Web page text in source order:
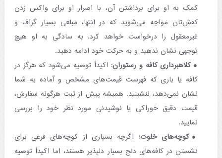
کمک به او برای برداشتن آن، با اصرار او برای واکس زدن
کفش‌تان مواجه می‌شوید که در انتها، مبلغی بسیار گزاف و
غیرمعقول را درخواست خواهد کرد. به سادگی به او هیچ
توجهی نشان ندهید و به حرکت خود ادامه دهید.
کلاهبرداری کافه و رستوران: اکیداً توصیه می‌شود که هرگز در
کافه یا باری که فهرست قیمت‌های مشخص و آماده به شما
نشان نمی‌دهد، ننشینید. همیشه پیش از ثبت هرگونه سفارش،
قیمت دقیق خوراکی یا نوشیدنی مورد نظر خود را بررسی
نمایید.
کوچه‌های خلوت: اگرچه بسیاری از کوچه‌های فرعی برای
نشستن در کافه‌های دنج بسیار دلپذیر هستند، اما اکیداً توصیه